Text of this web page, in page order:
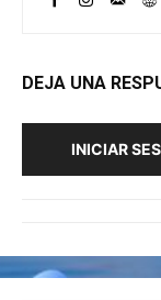
DEJA UNA
INICIAR